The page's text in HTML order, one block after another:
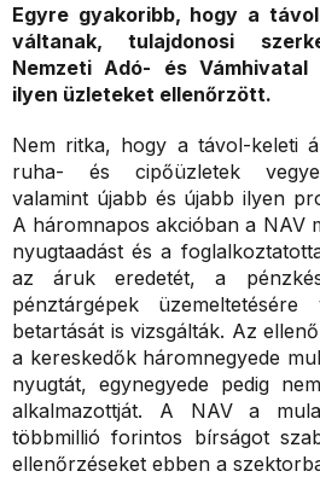
Egyre gyakoribb, hogy a
váltanak, tulajdonosi
Nemzeti Adó- és Vámhivatal
ilyen üzleteket ellenőrzött.
Nem ritka, hogy a távol-keleti
ruha- és cipőüzletek
valamint újabb és újabb ilyen
A háromnapos akcióban a NAV
nyugtaadást és a
az áruk eredetét, a
pénztárgépek
betartását is vizsgálták. Az
a kereskedők háromnegyede
nyugtát, egynegyede pedig
alkalmazottját. A NAV a
többmillió forintos bírságot
ellenőrzéseket ebben a